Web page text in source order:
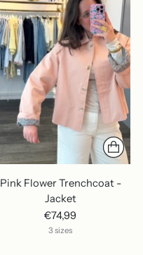
Pink Flower Trenchcoat -
Jacket
€74,99
3 sizes